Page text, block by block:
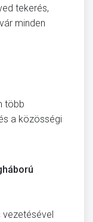
tekerés,
minden
több
a közösségi